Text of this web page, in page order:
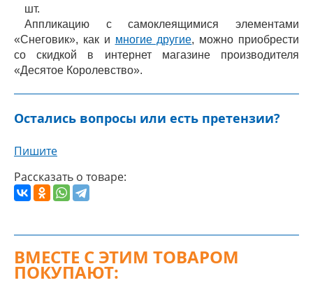
шт.
Аппликацию с самоклеящимися элементами
«Снеговик», как и многие другие, можно приобрести
со скидкой в интернет магазине производителя
«Десятое Королевство».
Остались вопросы или есть претензии?
Пишите
Рассказать о товаре:
ВМЕСТЕ С ЭТИМ ТОВАРОМ
ПОКУПАЮТ: